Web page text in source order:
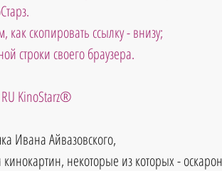
как скопировать ссылку - внизу;
командной строки своего
KinoStarz®
Ивана Айвазовского,
кинокартин, некоторые из которых -